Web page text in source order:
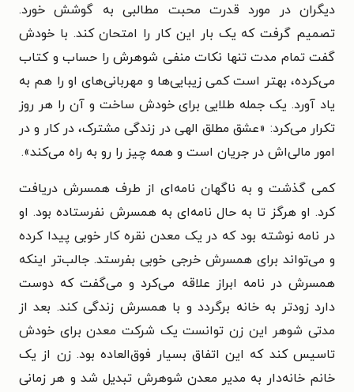
دیگران در مورد قدرت محبت مطالبی به گوشش خورد.
تصمیم گرفت که یک بار این کار را امتحان کند. با خودش
گفت تمام مدت تنها نکات منفی شوهرش را حساب و کتاب
می‌کرده، بهتر است کمی زیبایی‌ها و مهربانی‌های او را هم به
یاد آورد. یک جمله طلایی برای خودش ساخت و آن را هر روز
تکرار می‌کرد: «عشق مطلق الهی در زندگی مشترک، در کار و در
امور مالی‌اش در جریان است و همه چیز را رو به راه می‌کند».
کمی گذشت و به ناگهان نامه‌ای از طرف همسرش دریافت
کرد. او هرگز تا به حال نامه‌ای به همسرش نفرستاده بود. او
در نامه نوشته بود که در یک معدن نقره کار خوبی پیدا کرده
و می‌تواند برای همسرش خرجی خوبی بفرستد. جالب‌تر اینکه
همسرش در نامه ابراز علاقه می‌کرد و می‌گفت که دوست
دارد زودتر به خانه برگردد و با همسرش زندگی کند. بعد از
مدتی شوهر این زن توانست یک شرکت معدن برای خودش
تاسیس کند که این اتفاق بسیار فوق‌العاده بود. زن از یک
خانم خانه‌دار به مدیر معدن شوهرش تبدیل شد و هر زمانی